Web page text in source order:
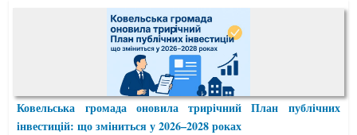
Ковельська громада оновила трирічний План публічних
інвестицій: що зміниться у 2026–2028 роках